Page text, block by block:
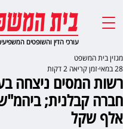
עורכי הדין והשופטים
רשות המסים ניצחה
אלף שקל
מגזין בית המשפט
28 במאי
זמן קריאה 2 דקות